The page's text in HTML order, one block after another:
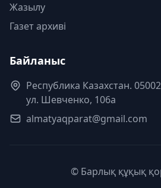
Жазылу
Газет архиві
Байланыс
Республика Казахстан.
ул. Шевченко, 106а
almatyaqparat@gmail.com
© Барлық құқық